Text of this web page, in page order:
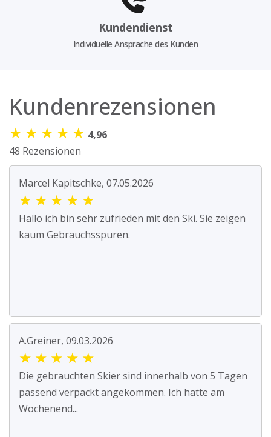
Kundendienst
Individuelle Ansprache des Kunden
Kundenrezensionen
★ ★ ★ ★ ★ 4,96
48 Rezensionen
Marcel Kapitschke, 07.05.2026
★ ★ ★ ★ ★
Hallo ich bin sehr zufrieden mit den Ski. Sie zeigen
kaum Gebrauchsspuren.
A.Greiner, 09.03.2026
★ ★ ★ ★ ★
Die gebrauchten Skier sind innerhalb von 5 Tagen
passend verpackt angekommen. Ich hatte am
Wochenend...